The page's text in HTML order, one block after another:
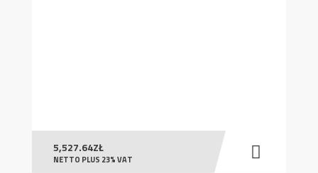
5,527.64ZŁ
NETTO PLUS 23% VAT